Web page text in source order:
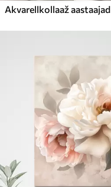
Akvarellkollaaž aastaajad